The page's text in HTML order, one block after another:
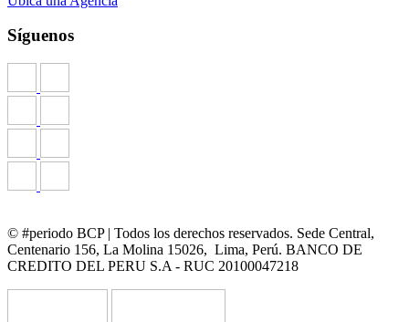
Síguenos
© #periodo BCP | Todos los derechos reservados. Sede Central,
Centenario 156, La Molina 15026, Lima, Perú. BANCO DE
CREDITO DEL PERU S.A - RUC 20100047218